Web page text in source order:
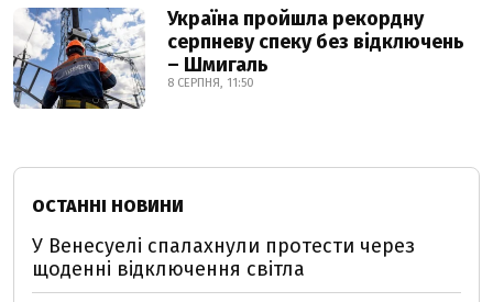
Україна пройшла рекордну
серпневу спеку без відключень
– Шмигаль
8 СЕРПНЯ, 11:50
ОСТАННІ НОВИНИ
У Венесуелі спалахнули протести через
щоденні відключення світла